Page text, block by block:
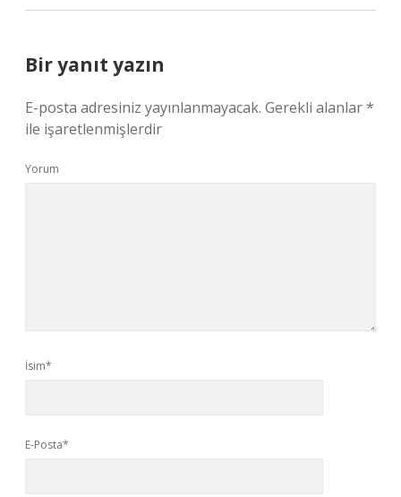
Bir yanıt yazın
E-posta adresiniz yayınlanmayacak. Gerekli alanlar*
ile işaretlenmişlerdir
Yorum
İsim*
E-Posta*